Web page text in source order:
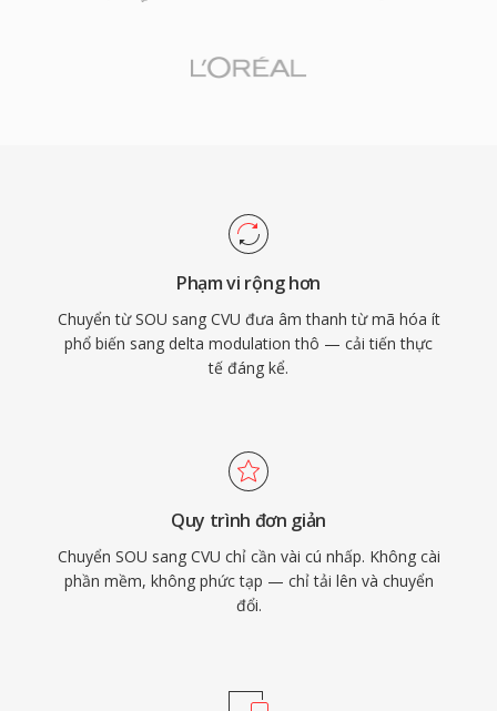
Phạm vi rộng hơn
Chuyển từ SOU sang CVU đưa âm thanh từ mã hóa ít
phổ biến sang delta modulation thô — cải tiến thực
tế đáng kể.
Quy trình đơn giản
Chuyển SOU sang CVU chỉ cần vài cú nhấp. Không cài
phần mềm, không phức tạp — chỉ tải lên và chuyển
đổi.